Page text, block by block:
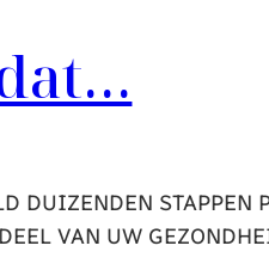
DUIZENDEN STAPPEN
VAN UW